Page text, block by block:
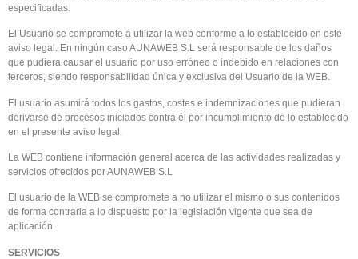
especificadas.
El Usuario se compromete a utilizar la web conforme a lo establecido en este
aviso legal. En ningún caso AUNAWEB S.L será responsable de los daños
que pudiera causar el usuario por uso erróneo o indebido en relaciones con
terceros, siendo responsabilidad única y exclusiva del Usuario de la WEB.
El usuario asumirá todos los gastos, costes e indemnizaciones que pudieran
derivarse de procesos iniciados contra él por incumplimiento de lo establecido
en el presente aviso legal.
La WEB contiene información general acerca de las actividades realizadas y
servicios ofrecidos por AUNAWEB S.L
El usuario de la WEB se compromete a no utilizar el mismo o sus contenidos
de forma contraria a lo dispuesto por la legislación vigente que sea de
aplicación.
SERVICIOS